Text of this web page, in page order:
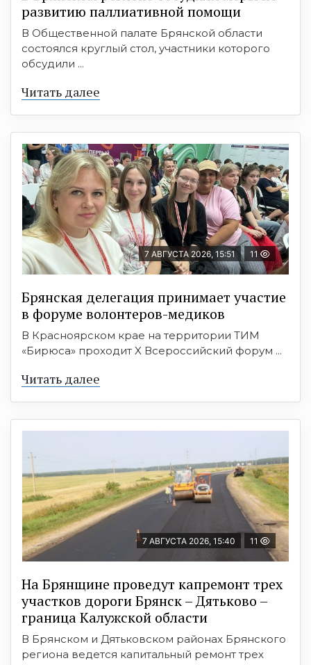
развитию паллиативной помощи
В Общественной палате Брянской области
состоялся круглый стол, участники которого
обсудили ...
Читать далее
7 АВГУСТА 2026, 15:51 11
Брянская делегация принимает участие
в форуме волонтеров-медиков
В Красноярском крае на территории ТИМ
«Бирюса» проходит X Всероссийский форум ...
Читать далее
7 АВГУСТА 2026, 15:40 11
На Брянщине проведут капремонт трех
участков дороги Брянск – Дятьково –
граница Калужской области
В Брянском и Дятьковском районах Брянского
региона ведется капитальный ремонт трех